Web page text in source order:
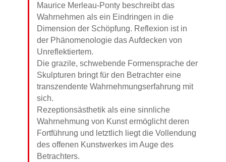
Maurice Merleau-Ponty beschreibt das
Wahrnehmen als ein Eindringen in die
Dimension der Schöpfung. Reflexion ist in
der Phänomenologie das Aufdecken von
Unreflektiertem.
Die grazile, schwebende Formensprache der
Skulpturen bringt für den Betrachter eine
transzendente Wahrnehmungserfahrung mit
sich.
Rezeptionsästhetik als eine sinnliche
Wahrnehmung von Kunst ermöglicht deren
Fortführung und letztlich liegt die Vollendung
des offenen Kunstwerkes im Auge des
Betrachters.